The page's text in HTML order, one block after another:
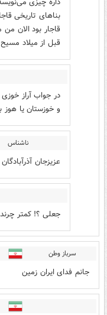
بناهای تاریخی
قاجار بود الان
قبل از میلاد
در جواب آراز
و خوزستان یا
ناشناس
عزیزجان
جعلی ؟! کمتر
سرباز وطن
جانم فدای ایران زمین